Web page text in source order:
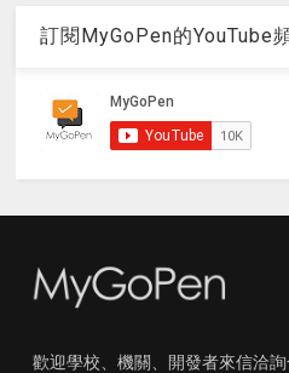
訂閱MyGoPen的YouTube
歡迎學校、機關、開發者來信洽